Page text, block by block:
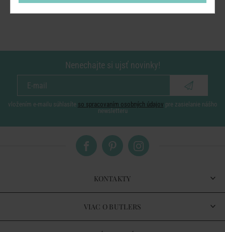
39,99 € 39,99 €
Nenechajte si ujsť novinky!
vložením e-mailu súhlasíte so spracovaním osobných údajov pre zasielanie nášho
newsletteru
KONTAKTY
VIAC O BUTLERS